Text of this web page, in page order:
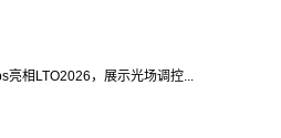
亮相LTO2026，展示光场调控...